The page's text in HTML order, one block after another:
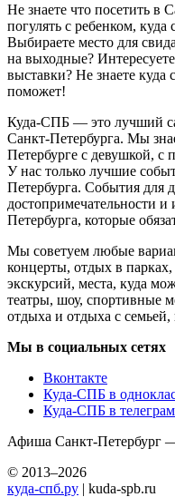
Не знаете что посетить в
погулять с ребенком,
Выбираете место для
на выходные?
выставки? Не знаете
поможет!
Куда-СПБ — это лучший
Санкт-Петербурга. Мы
Петербурге с девушкой,
У нас только лучшие
Петербурга. События для
достопримечательности
Петербурга, которые
Мы советуем любые
концерты, отдых в
экскурсий, места, куда
театры, шоу, спортивные
отдыха и отдыха с семьей,
Мы в социальных сетях
Вконтакте
Куда-СПБ в
Куда-СПБ в
Афиша Санкт-Петербург —
© 2013–2026
куда-спб.ру | kuda-spb.ru